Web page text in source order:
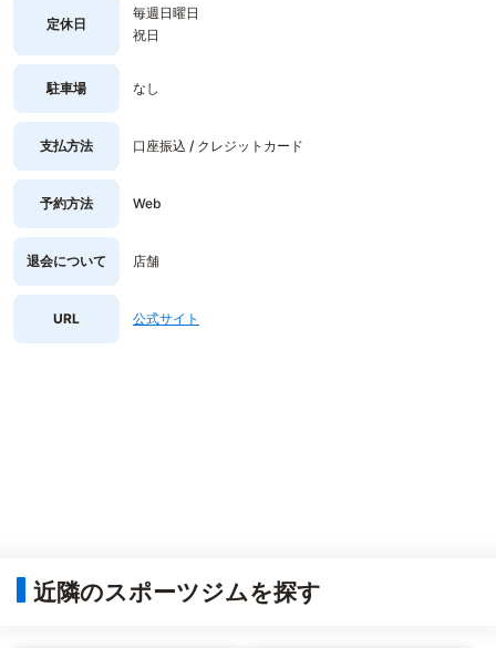
定休日
毎週日曜日
祝日
駐車場 なし
支払方法 口座振込 / クレジットカード
予約方法 Web
退会について 店舗
URL 公式サイト
近隣のスポーツジムを探す